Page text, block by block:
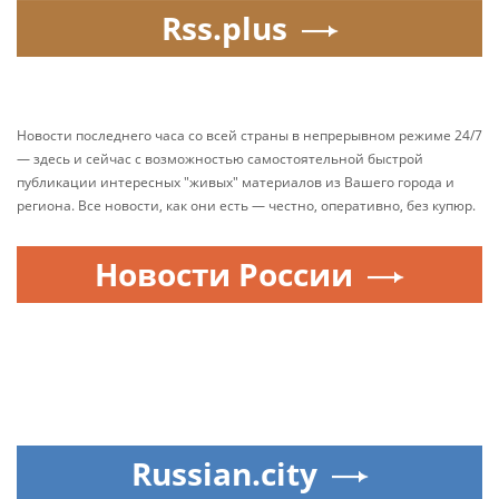
Rss.plus
Новости последнего часа со всей страны в непрерывном режиме 24/7
— здесь и сейчас с возможностью самостоятельной быстрой
публикации интересных "живых" материалов из Вашего города и
региона. Все новости, как они есть — честно, оперативно, без купюр.
Новости России
Russian.city